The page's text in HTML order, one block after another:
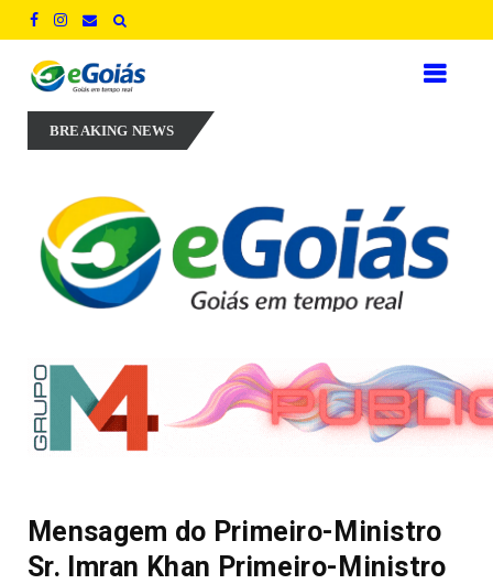
BREAKING NEWS
aposta em experiência, inovação e geração de empregos para
Mensagem do Primeiro-Ministro
Sr. Imran Khan Primeiro-Ministro